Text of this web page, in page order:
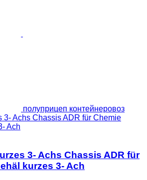
полуприцеп контейнеровоз
3- Achs Chassis ADR für Chemie
Ach
3- Achs Chassis ADR für
kurzes 3- Ach